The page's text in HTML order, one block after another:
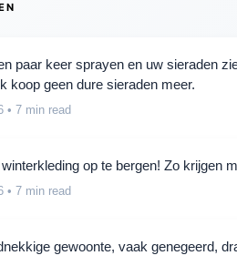
paar keer sprayen en uw sieraden
koop geen dure sieraden meer.
• 7 min read
op te bergen! Zo krijgen
• 7 min read
gewoonte, vaak genegeerd,